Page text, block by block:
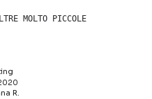
MOLTO PICCOLE
R.